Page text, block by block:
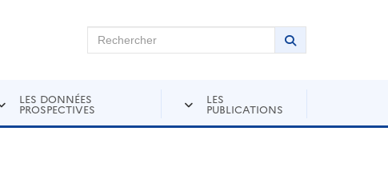
Rechercher sur Andra Inventaire Rechercher
Lancer la
LES DONNÉES
PROSPECTIVES
LES
PUBLICATIONS